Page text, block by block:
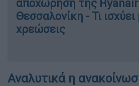
αποχώρηση της
Θεσσαλονίκη - Τι ισχύει
χρεώσεις
Αναλυτικά η